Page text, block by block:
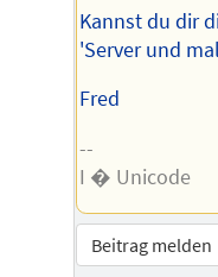
Kannst du dir
'Server und
Fred
--
I � Unicode
Beitrag melden